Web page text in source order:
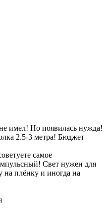
имел! Но появилась нужда!
2.5-3 метра! Бюджет
самое
Свет нужен для
на плёнку и иногда на